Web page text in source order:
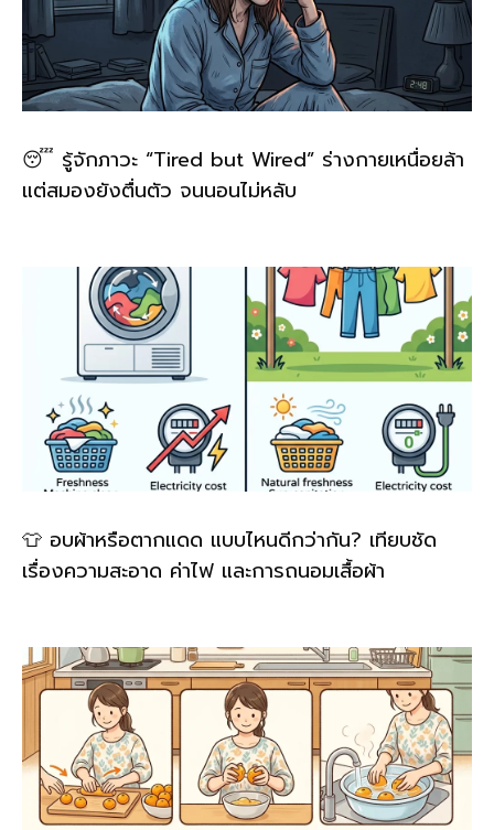
😴 รู้จักภาวะ “Tired but Wired” ร่างกายเหนื่อยล้า
แต่สมองยังตื่นตัว จนนอนไม่หลับ
👕 อบผ้าหรือตากแดด แบบไหนดีกว่ากัน? เทียบชัด
เรื่องความสะอาด ค่าไฟ และการถนอมเสื้อผ้า